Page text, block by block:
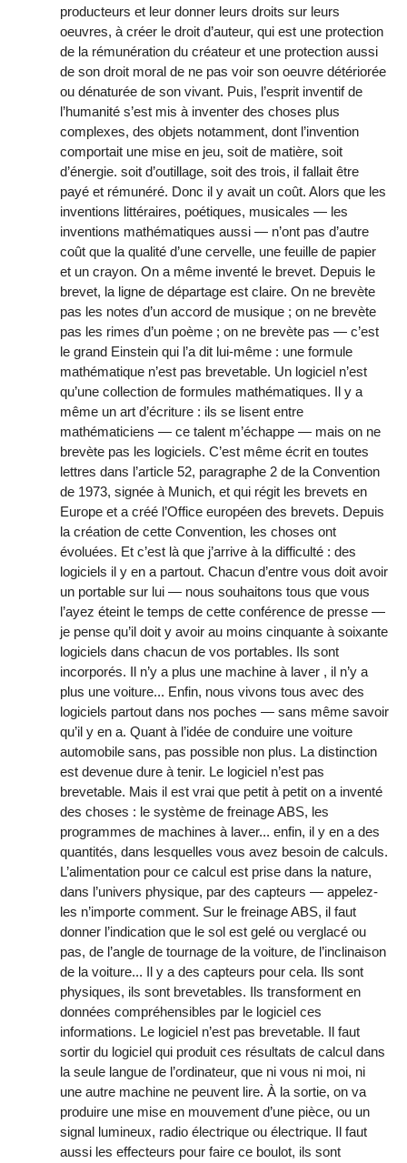
producteurs et leur donner leurs droits sur leurs
oeuvres, à créer le droit d’auteur, qui est une protection
de la rémunération du créateur et une protection aussi
de son droit moral de ne pas voir son oeuvre détériorée
ou dénaturée de son vivant. Puis, l’esprit inventif de
l’humanité s’est mis à inventer des choses plus
complexes, des objets notamment, dont l’invention
comportait une mise en jeu, soit de matière, soit
d’énergie. soit d’outillage, soit des trois, il fallait être
payé et rémunéré. Donc il y avait un coût. Alors que les
inventions littéraires, poétiques, musicales — les
inventions mathématiques aussi — n’ont pas d’autre
coût que la qualité d’une cervelle, une feuille de papier
et un crayon. On a même inventé le brevet. Depuis le
brevet, la ligne de départage est claire. On ne brevète
pas les notes d’un accord de musique ; on ne brevète
pas les rimes d’un poème ; on ne brevète pas — c’est
le grand Einstein qui l’a dit lui-même : une formule
mathématique n’est pas brevetable. Un logiciel n’est
qu’une collection de formules mathématiques. Il y a
même un art d’écriture : ils se lisent entre
mathématiciens — ce talent m’échappe — mais on ne
brevète pas les logiciels. C’est même écrit en toutes
lettres dans l’article 52, paragraphe 2 de la Convention
de 1973, signée à Munich, et qui régit les brevets en
Europe et a créé l’Office européen des brevets. Depuis
la création de cette Convention, les choses ont
évoluées. Et c’est là que j’arrive à la difficulté : des
logiciels il y en a partout. Chacun d’entre vous doit avoir
un portable sur lui — nous souhaitons tous que vous
l’ayez éteint le temps de cette conférence de presse —
je pense qu’il doit y avoir au moins cinquante à soixante
logiciels dans chacun de vos portables. Ils sont
incorporés. Il n’y a plus une machine à laver , il n’y a
plus une voiture... Enfin, nous vivons tous avec des
logiciels partout dans nos poches — sans même savoir
qu’il y en a. Quant à l’idée de conduire une voiture
automobile sans, pas possible non plus. La distinction
est devenue dure à tenir. Le logiciel n’est pas
brevetable. Mais il est vrai que petit à petit on a inventé
des choses : le système de freinage ABS, les
programmes de machines à laver... enfin, il y en a des
quantités, dans lesquelles vous avez besoin de calculs.
L’alimentation pour ce calcul est prise dans la nature,
dans l’univers physique, par des capteurs — appelez-
les n’importe comment. Sur le freinage ABS, il faut
donner l’indication que le sol est gelé ou verglacé ou
pas, de l’angle de tournage de la voiture, de l’inclinaison
de la voiture... Il y a des capteurs pour cela. Ils sont
physiques, ils sont brevetables. Ils transforment en
données compréhensibles par le logiciel ces
informations. Le logiciel n’est pas brevetable. Il faut
sortir du logiciel qui produit ces résultats de calcul dans
la seule langue de l’ordinateur, que ni vous ni moi, ni
une autre machine ne peuvent lire. À la sortie, on va
produire une mise en mouvement d’une pièce, ou un
signal lumineux, radio électrique ou électrique. Il faut
aussi les effecteurs pour faire ce boulot, ils sont